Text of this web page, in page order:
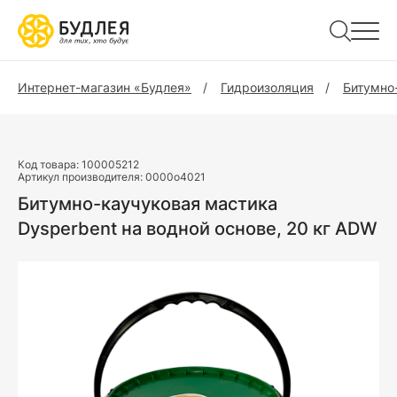
Интернет-магазин «Будлея» Гидроизоляция
Код товара: 100005212
Артикул производителя: 0000o4021
Битумно-каучуковая мастика
Dysperbent на водной основе, 20 кг ADW